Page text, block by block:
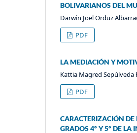
BOLIVARIANOS DEL
Darwin Joel Orduz
PDF
LA MEDIACIÓN Y
Kattia Magred Sepúlveda
PDF
CARACTERIZACIÓN DE
GRADOS 4º Y 5º DE LA